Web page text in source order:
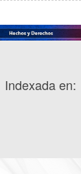
Indexada en: